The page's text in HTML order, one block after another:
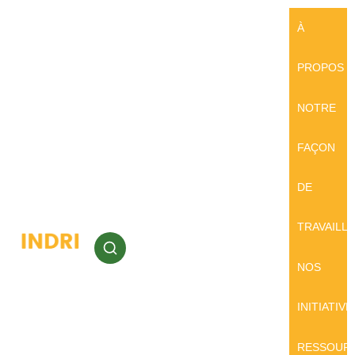
À
PROPOS
NOTRE
FAÇON
DE
NOS